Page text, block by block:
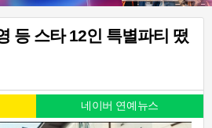
등 스타 12인 특별파티 떴
네이버 연예뉴스